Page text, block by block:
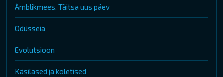
Ämblikmees. Täitsa uus päev
Odüsseia
Evolutsioon
Käsilased ja koletised